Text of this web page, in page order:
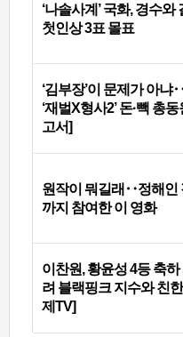
‘나솔사계’ 국화, 경수
첫인상 3표 몰표
‘김부장’이 문제가 아냐
‘재벌X형사2’ 돈·빽 총
고서]
원작이 뭐길래‥정해인
까지 참여한 이 영화
이찬원, 황윤성 4등 축
려 블랙핑크 지수와 친
제TV]